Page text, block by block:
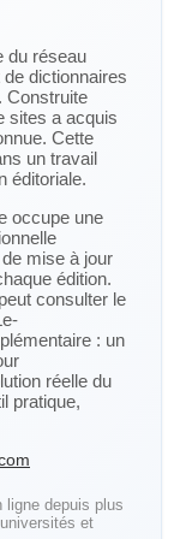
du réseau
dictionnaires
Construite
sites a acquis
Cette
un travail
éditoriale.
occupe une
mise à jour
édition.
consulter le
: un
réelle du
pratique,
ligne depuis plus
et